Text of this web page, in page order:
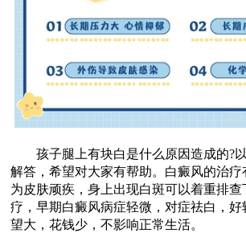
孩子腿上有块白是什么原因造成的?
解答，希望对大家有帮助。白癜风的治
为皮肤顽疾，身上出现白斑可以着重排
疗，早期白癜风病症轻微，对症祛白，
望大，花钱少，不影响正常生活。